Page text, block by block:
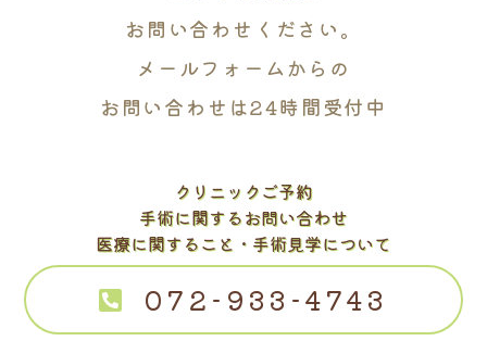
お問い合わせください。
メールフォームからの
お問い合わせは24時間受付中
クリニックご予約
手術に関するお問い合わせ
医療に関すること・手術見学について
072-933-4743